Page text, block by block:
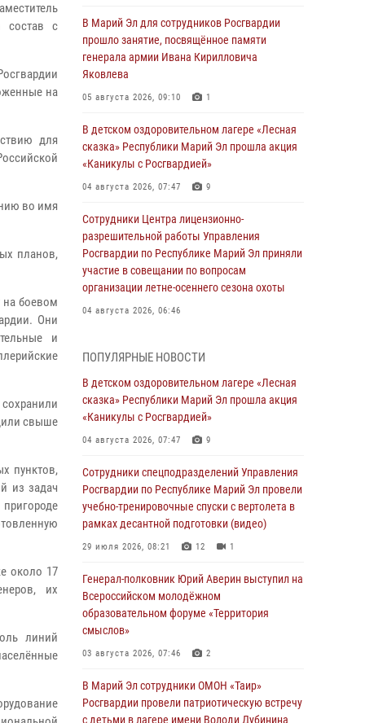
состав с
на
для
во имя
планов,
боевом
Они
и
свыше
пунктов,
из задач
около 17
их
линий
В Марий Эл для сотрудников Росгвардии
прошло занятие, посвящённое памяти
генерала армии Ивана Кирилловича
Яковлева
05 августа 2026, 09:10 1
В детском оздоровительном лагере «Лесная
сказка» Республики Марий Эл прошла акция
«Каникулы с Росгвардией»
04 августа 2026, 07:47 9
Сотрудники Центра лицензионно-
разрешительной работы Управления
Росгвардии по Республике Марий Эл приняли
участие в совещании по вопросам
организации летне-осеннего сезона охоты
04 августа 2026, 06:46
провели занятие по антикоррупционной
тематике
04 августа 2026, 06:06 2
Генерал-полковник Юрий Аверин выступил на
образовательном форуме «Территория
смыслов»
03 августа 2026, 07:46 2
Росгвардейцы в Марий Эл обеспечили
и проведения матчевого турнира на Кубок
Раимкуля Малахбекова
03 августа 2026, 06:52 7
Центральная войсковая комендатура
августа
02 августа 2026, 11:44
ПОПУЛЯРНЫЕ НОВОСТИ
В детском оздоровительном лагере «Лесная
сказка» Республики Марий Эл прошла акция
«Каникулы с Росгвардией»
04 августа 2026, 07:47 9
Сотрудники спецподразделений Управления
Росгвардии по Республике Марий Эл провели
учебно-тренировочные спуски с вертолета в
рамках десантной подготовки (видео)
29 июля 2026, 08:21 12 1
Генерал-полковник Юрий Аверин выступил на
Всероссийском молодёжном
образовательном форуме «Территория
смыслов»
03 августа 2026, 07:46 2
В Марий Эл сотрудники ОМОН «Таир»
Росгвардии провели патриотическую встречу
с детьми в лагере имени Володи Дубинина